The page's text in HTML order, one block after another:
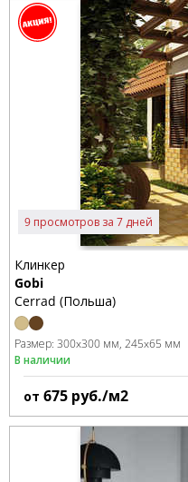
9 просмотров за 7 дней
Клинкер
Gobi
Cerrad (Польша)
Размер: 300x300 мм 245x65 мм
В наличии
от 675 руб./м2